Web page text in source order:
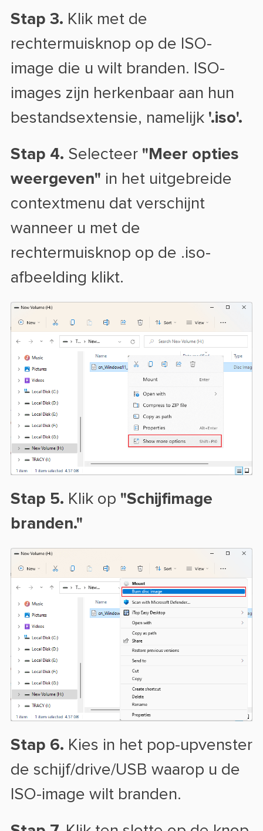
Stap 3. Klik met de
rechtermuisknop op de ISO-
image die u wilt branden. ISO-
images zijn herkenbaar aan hun
bestandsextensie, namelijk '.iso'.
Stap 4. Selecteer "Meer opties
weergeven" in het uitgebreide
contextmenu dat verschijnt
wanneer u met de
rechtermuisknop op de .iso-
afbeelding klikt.
Stap 5. Klik op "Schijfimage
branden."
Stap 6. Kies in het pop-upvenster
de schijf/drive/USB waarop u de
ISO-image wilt branden.